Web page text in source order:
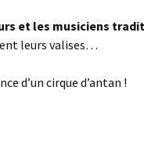
et les musiciens
leurs valises…
d’un cirque d’antan !